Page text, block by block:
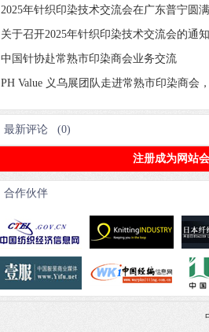
2025年针织印染技术交流会在广东普宁圆
关于召开2025年针织印染技术交流会的通知
中国针协赴常熟市印染商会业务交流
PH Value 义乌展团队走进常熟市印染商会
最新评论 (0)
注册成为网站
合作伙伴